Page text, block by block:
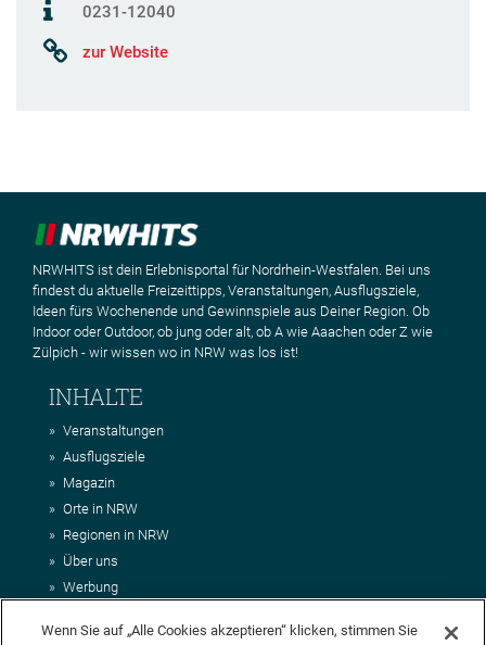
0231-12040
zur Website
NRWHITS ist dein Erlebnisportal für Nordrhein-Westfalen. Bei uns
findest du aktuelle Freizeittipps, Veranstaltungen, Ausflugsziele,
Ideen fürs Wochenende und Gewinnspiele aus Deiner Region. Ob
Indoor oder Outdoor, ob jung oder alt, ob A wie Aaachen oder Z wie
Zülpich - wir wissen wo in NRW was los ist!
INHALTE
Veranstaltungen
Ausflugsziele
Magazin
Orte in NRW
Regionen in NRW
Über uns
Werbung
Impressum
Wenn Sie auf „Alle Cookies akzeptieren“ klicken, stimmen Sie